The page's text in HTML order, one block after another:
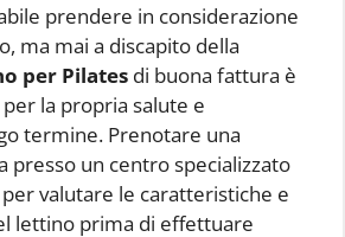
prendere in considerazione
ma mai a discapito della
per Pilates di buona fattura è
la propria salute e
termine. Prenotare una
presso un centro specializzato
valutare le caratteristiche e
lettino prima di effettuare